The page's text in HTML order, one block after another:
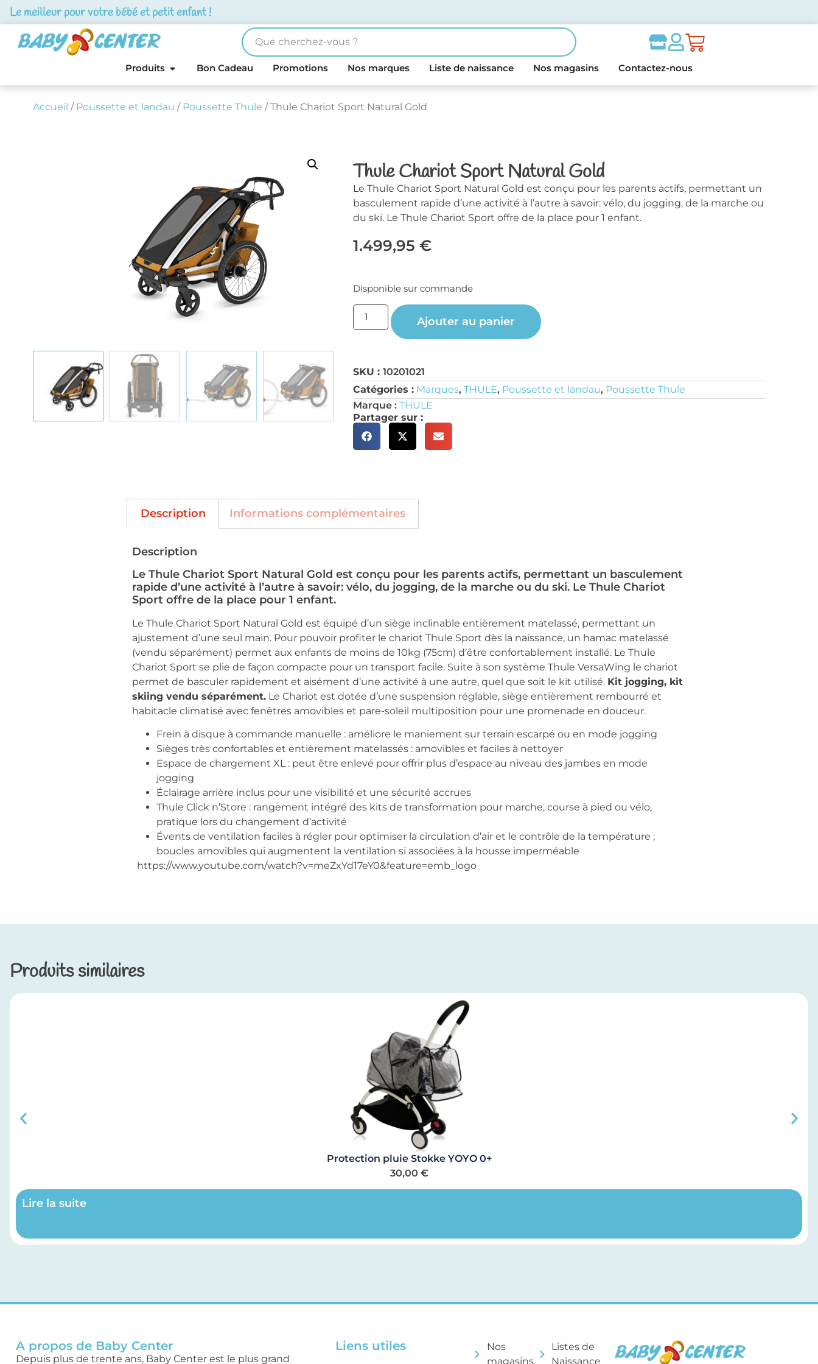
Le meilleur pour votre bébé et petit enfant !
Produits Bon Cadeau Promotions Nos marques Liste de naissance Nos magasins Contactez-nous
Accueil / Poussette et landau / Poussette Thule / Thule Chariot Sport Natural Gold
Thule Chariot Sport Natural Gold
Le Thule Chariot Sport Natural Gold est conçu pour les parents actifs, permettant un
basculement rapide d’une activité à l’autre à savoir: vélo, du jogging, de la marche ou
du ski. Le Thule Chariot Sport offre de la place pour 1 enfant.
1.499,95€
Disponible sur commande
Ajouter au panier
SKU :10201021
Catégories : Marques,THULE, Poussette et landau, Poussette Thule
Marque :THULE
Partager sur :
Description Informations complémentaires
Description
Le Thule Chariot Sport Natural Gold est conçu pour les parents actifs, permettant un basculement
rapide d’une activité à l’autre à savoir: vélo, du jogging, de la marche ou du ski. Le Thule Chariot
Sport offre de la place pour 1 enfant.
Le Thule Chariot Sport Natural Gold est équipé d’un siège inclinable entièrement matelassé, permettant un
ajustement d’une seul main. Pour pouvoir profiter le chariot Thule Sport dès la naissance, un hamac matelassé
(vendu séparément) permet aux enfants de moins de 10kg (75cm) d’être confortablement installé. Le Thule
Chariot Sport se plie de façon compacte pour un transport facile. Suite à son système Thule VersaWing le chariot
permet de basculer rapidement et aisément d’une activité à une autre, quel que soit le kit utilisé. Kit jogging, kit
skiing vendu séparément. Le Chariot est dotée d’une suspension réglable, siège entièrement rembourré et
habitacle climatisé avec fenêtres amovibles et pare-soleil multiposition pour une promenade en douceur.
Frein à disque à commande manuelle : améliore le maniement sur terrain escarpé ou en mode jogging
Sièges très confortables et entièrement matelassés : amovibles et faciles à nettoyer
Espace de chargement XL : peut être enlevé pour offrir plus d’espace au niveau des jambes en mode
jogging
Éclairage arrière inclus pour une visibilité et une sécurité accrues
Thule Click n’Store : rangement intégré des kits de transformation pour marche, course à pied ou vélo,
pratique lors du changement d’activité
Évents de ventilation faciles à régler pour optimiser la circulation d’air et le contrôle de la température ;
boucles amovibles qui augmentent la ventilation si associées à la housse imperméable
https://www.youtube.com/watch?v=meZxYd17eY0&feature=emb_logo
Produits similaires
Protection pluie Stokke YOYO 0+
30,00 €
Lire la suite
A propos de Baby Center
Depuis plus de trente ans, Baby Center est le plus grand
Liens utiles
Nos
magasins
Listes de
Naissance